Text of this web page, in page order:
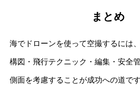
まとめ
海でドローンを使って空撮するには
構図・飛行テクニック・編集・安全
側面を考慮することが成功への道で